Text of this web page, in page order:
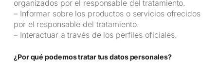
organizados por el responsable del tratamiento.
– Informar sobre los productos o servicios ofrecidos
por el responsable del tratamiento.
– Interactuar a través de los perfiles oficiales.
¿Por qué podemos tratar tus datos personales?